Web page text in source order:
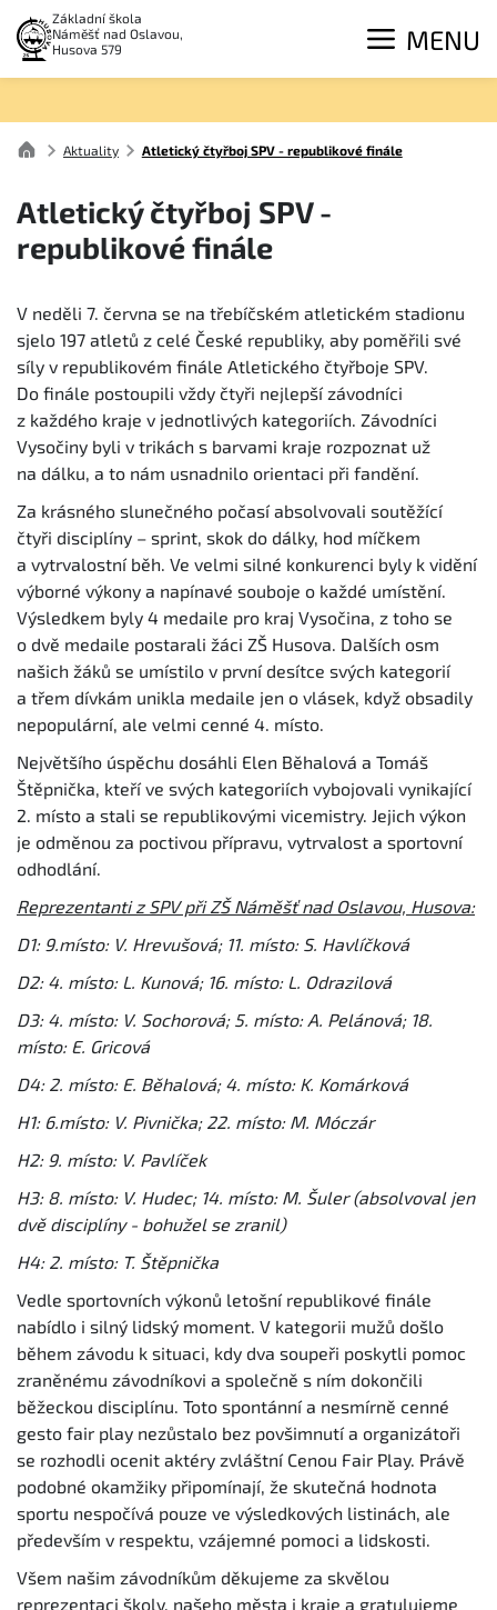
Základní škola
Náměšť nad Oslavou,
Husova 579
MENU
Aktuality Atletický čtyřboj SPV - republikové finále
Atletický čtyřboj SPV -
republikové finále
V neděli 7. června se na třebíčském atletickém stadionu
sjelo 197 atletů z celé České republiky, aby poměřili své
síly v republikovém finále Atletického čtyřboje SPV.
Do finále postoupili vždy čtyři nejlepší závodníci
z každého kraje v jednotlivých kategoriích. Závodníci
Vysočiny byli v trikách s barvami kraje rozpoznat už
na dálku, a to nám usnadnilo orientaci při fandění.
Za krásného slunečného počasí absolvovali soutěžící
čtyři disciplíny – sprint, skok do dálky, hod míčkem
a vytrvalostní běh. Ve velmi silné konkurenci byly k vidění
výborné výkony a napínavé souboje o každé umístění.
Výsledkem byly 4 medaile pro kraj Vysočina, z toho se
o dvě medaile postarali žáci ZŠ Husova. Dalších osm
našich žáků se umístilo v první desítce svých kategorií
a třem dívkám unikla medaile jen o vlásek, když obsadily
nepopulární, ale velmi cenné 4. místo.
Největšího úspěchu dosáhli Elen Běhalová a Tomáš
Štěpnička, kteří ve svých kategoriích vybojovali vynikající
2. místo a stali se republikovými vicemistry. Jejich výkon
je odměnou za poctivou přípravu, vytrvalost a sportovní
odhodlání.
Reprezentanti z SPV při ZŠ Náměšť nad Oslavou, Husova:
D1: 9.místo: V. Hrevušová; 11. místo: S. Havlíčková
D2: 4. místo: L. Kunová; 16. místo: L. Odrazilová
D3: 4. místo: V. Sochorová; 5. místo: A. Pelánová; 18.
místo: E. Gricová
D4: 2. místo: E. Běhalová; 4. místo: K. Komárková
H1: 6.místo: V. Pivnička; 22. místo: M. Móczár
H2: 9. místo: V. Pavlíček
H3: 8. místo: V. Hudec; 14. místo: M. Šuler (absolvoval jen
dvě disciplíny - bohužel se zranil)
H4: 2. místo: T. Štěpnička
Vedle sportovních výkonů letošní republikové finále
nabídlo i silný lidský moment. V kategorii mužů došlo
během závodu k situaci, kdy dva soupeři poskytli pomoc
zraněnému závodníkovi a společně s ním dokončili
běžeckou disciplínu. Toto spontánní a nesmírně cenné
gesto fair play nezůstalo bez povšimnutí a organizátoři
se rozhodli ocenit aktéry zvláštní Cenou Fair Play. Právě
podobné okamžiky připomínají, že skutečná hodnota
sportu nespočívá pouze ve výsledkových listinách, ale
především v respektu, vzájemné pomoci a lidskosti.
Všem našim závodníkům děkujeme za skvělou
reprezentaci školy, našeho města i kraje a gratulujeme